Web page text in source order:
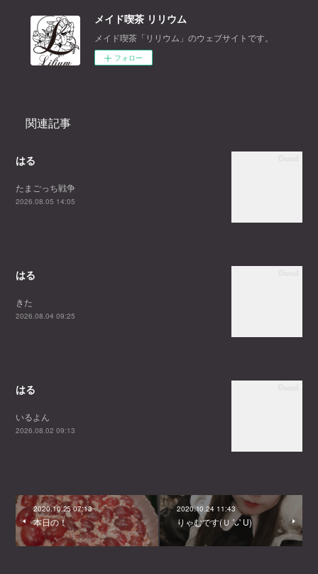
メイド喫茶 リリウム
メイド喫茶「リリウム」のウェブサイトです。
フォロー
関連記事
はる
たまごっち戦争
2026.08.05 14:05
はる
きた
2026.08.04 09:25
はる
いるよん
2026.08.02 09:13
2020.10.25 07:13
本日の！
2020.10.24 11:43
りゃむです(Ｕ 'ᴗ' U)